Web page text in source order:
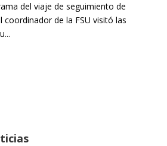
del viaje de seguimiento de
de la FSU visitó las